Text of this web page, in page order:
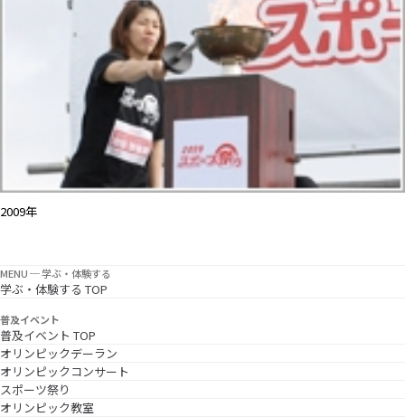
MENU ─ 学ぶ・体験する
学ぶ・体験する TOP
普及イベント
普及イベント TOP
オリンピックデーラン
オリンピックコンサート
スポーツ祭り
オリンピック教室
2009年